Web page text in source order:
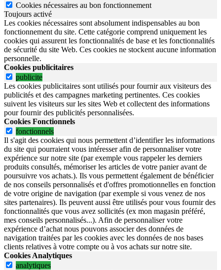
Cookies nécessaires au bon fonctionnement
Toujours activé
Les cookies nécessaires sont absolument indispensables au bon
fonctionnement du site. Cette catégorie comprend uniquement les
cookies qui assurent les fonctionnalités de base et les fonctionnalités
de sécurité du site Web. Ces cookies ne stockent aucune information
personnelle.
Cookies publicitaires
publicite
Les cookies publicitaires sont utilisés pour fournir aux visiteurs des
publicités et des campagnes marketing pertinentes. Ces cookies
suivent les visiteurs sur les sites Web et collectent des informations
pour fournir des publicités personnalisées.
Cookies Fonctionnels
fonctionnels
Il s'agit des cookies qui nous permettent d’identifier les informations
du site qui pourraient vous intéresser afin de personnaliser votre
expérience sur notre site (par exemple vous rappeler les derniers
produits consultés, mémoriser les articles de votre panier avant de
poursuivre vos achats.). Ils vous permettent également de bénéficier
de nos conseils personnalisés et d'offres promotionnelles en fonction
de votre origine de navigation (par exemple si vous venez de nos
sites partenaires). Ils peuvent aussi être utilisés pour vous fournir des
fonctionnalités que vous avez sollicités (ex mon magasin préféré,
mes conseils personnalisés...). Afin de personnaliser votre
expérience d’achat nous pouvons associer des données de
navigation traitées par les cookies avec les données de nos bases
clients relatives à votre compte ou à vos achats sur notre site.
Cookies Analytiques
analytiques